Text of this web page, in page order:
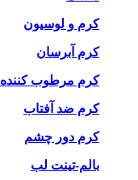
کرم و لوسیون
کرم آبرسان
کرم مرطوب کننده
کرم ضد آفتاب
کرم دور چشم
بالم-تینت لب